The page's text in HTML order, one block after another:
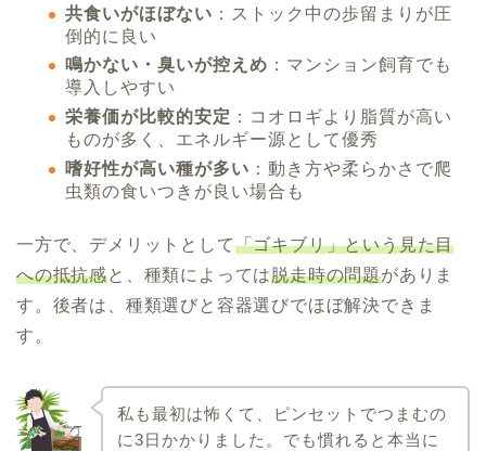
共食いがほぼない ：ストック中の歩留まりが圧
倒的に良い
鳴かない・臭いが控えめ ：マンション飼育でも
導入しやすい
栄養価が比較的安定 ：コオロギより脂質が高い
ものが多く、エネルギー源として優秀
嗜好性が高い種が多い ：動き方や柔らかさで爬
虫類の食いつきが良い場合も
一方で、デメリットとして「ゴキブリ」という見た目
への抵抗感と、種類によっては脱走時の問題がありま
す。後者は、種類選びと容器選びでほぼ解決できま
す。
私も最初は怖くて、ピンセットでつまむの
に3日かかりました。でも慣れると本当に